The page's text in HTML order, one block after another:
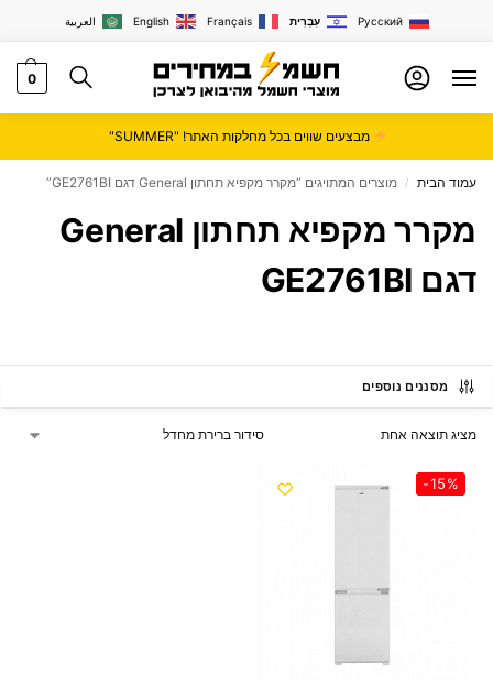
العربية English Français עִבְרִית Русский
0
מבצעים שווים בכל מחלקות האתר! "SUMMER"
עמוד הבית / מוצרים המתויגים “מקרר מקפיא תחתון General דגם GE2761BI”
מקרר מקפיא תחתון General
דגם GE2761BI
מסננים נוספים
מציג תוצאה אחת
-15%